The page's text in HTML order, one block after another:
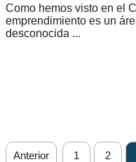
Como hemos visto en el
emprendimiento es un
desconocida ...
Anterior 1 2